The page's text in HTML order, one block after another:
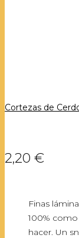
Cortezas de
2,20 €
Finas
100%
hacer. Un